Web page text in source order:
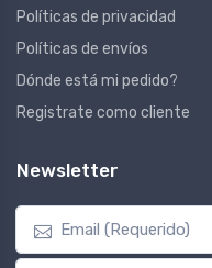
Políticas de privacidad
Políticas de envíos
Dónde está mi pedido?
Registrate como cliente
Newsletter